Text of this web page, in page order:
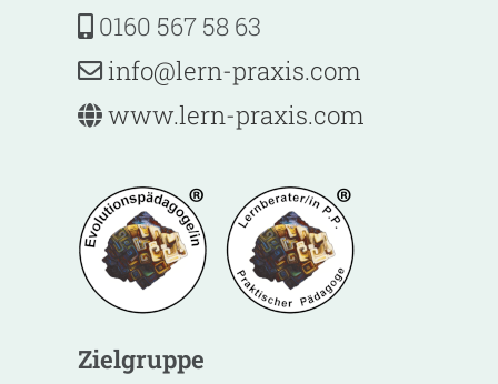
0160 567 58 63
moc.s
ixarp
-nrel
@ofni
www.lern-praxis.com
Zielgruppe